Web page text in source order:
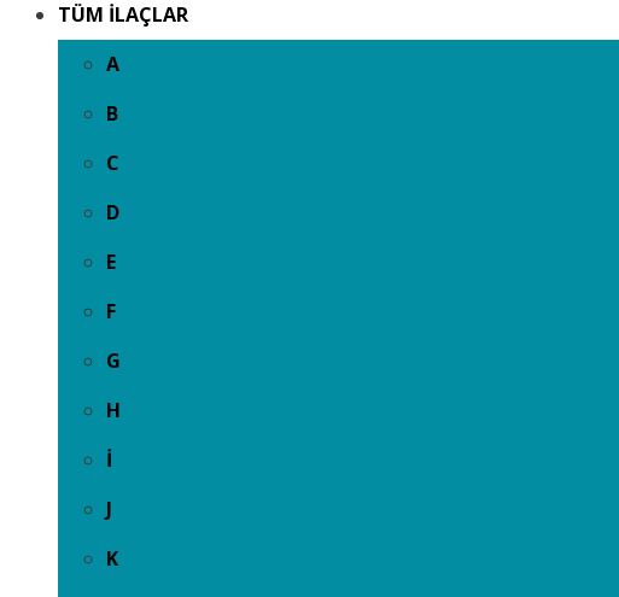
TÜM İLAÇLAR
A
B
C
D
E
F
G
H
İ
J
K